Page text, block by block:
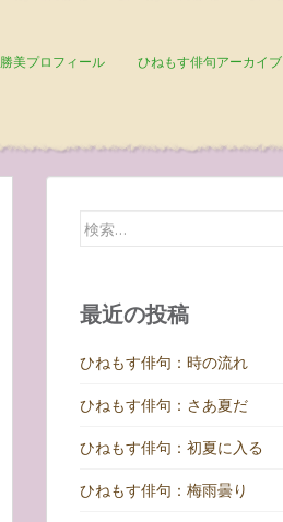
勝美プロフィール ひねもす俳句アーカイブ
検
最近の投稿
ひねもす俳句：時の流れ
ひねもす俳句：さあ夏だ
ひねもす俳句：初夏に入る
ひねもす俳句：梅雨曇り